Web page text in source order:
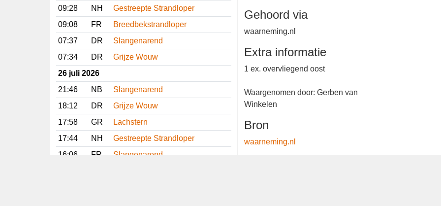
09:28
NH
Gestreepte Strandloper
09:08
FR
Breedbekstrandloper
07:37
DR
Slangenarend
07:34
DR
Grijze Wouw
26 juli 2026
21:46
NB
Slangenarend
18:12
DR
Grijze Wouw
17:58
GR
Lachstern
17:44
NH
Gestreepte Strandloper
16:06
FR
Slangenarend
Gehoord via
Extra informatie
Waargenomen door: Gerben van
Bron